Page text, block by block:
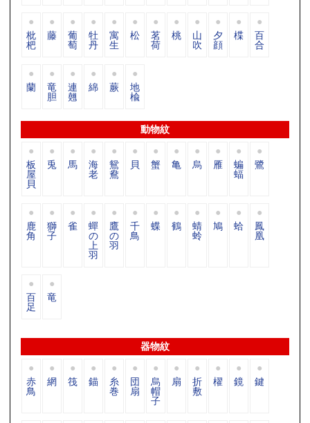
枇
杷
藤 葡
萄
牡
丹
寓
生
松 茗
荷
桃 山
吹
夕
顔
楪 百
合
蘭 竜
胆
連
翹
綿 蕨 地
楡
動物紋
板
屋
貝
兎 馬 海
老
鴛
鴦
貝 蟹 亀 烏 雁 蝙
蝠
鷺
鹿
角
獅
子
雀 蟬
の
上
羽
鷹
の
羽
千
鳥
蝶 鶴 蜻
蛉
鳩 蛤 鳳
凰
百
足
竜
器物紋
赤
鳥
網 筏 錨 糸
巻
団
扇
烏
帽
子
扇 折
敷
櫂 鏡 鍵